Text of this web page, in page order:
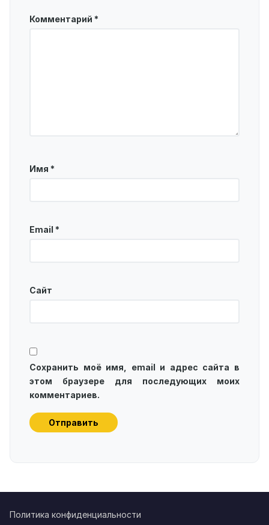
Комментарий *
Имя *
Email *
Сайт
Сохранить моё имя, email и адрес сайта в
этом браузере для последующих моих
комментариев.
Политика конфиденциальности